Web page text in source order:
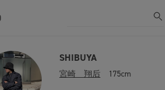
SHIBUYA
宮崎 翔后 175cm